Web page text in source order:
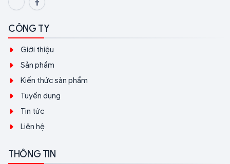
CÔNG TY
Giới thiệu
Sản phẩm
Kiến thức sản phẩm
Tuyển dụng
Tin tức
Liên hệ
THÔNG TIN